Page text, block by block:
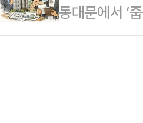
카드·iM뱅크
·BC바로카드
않게 만들 것
24시간 동안
동대문에서 ‘
‘래미안 라그